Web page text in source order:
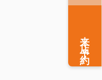
来店予約